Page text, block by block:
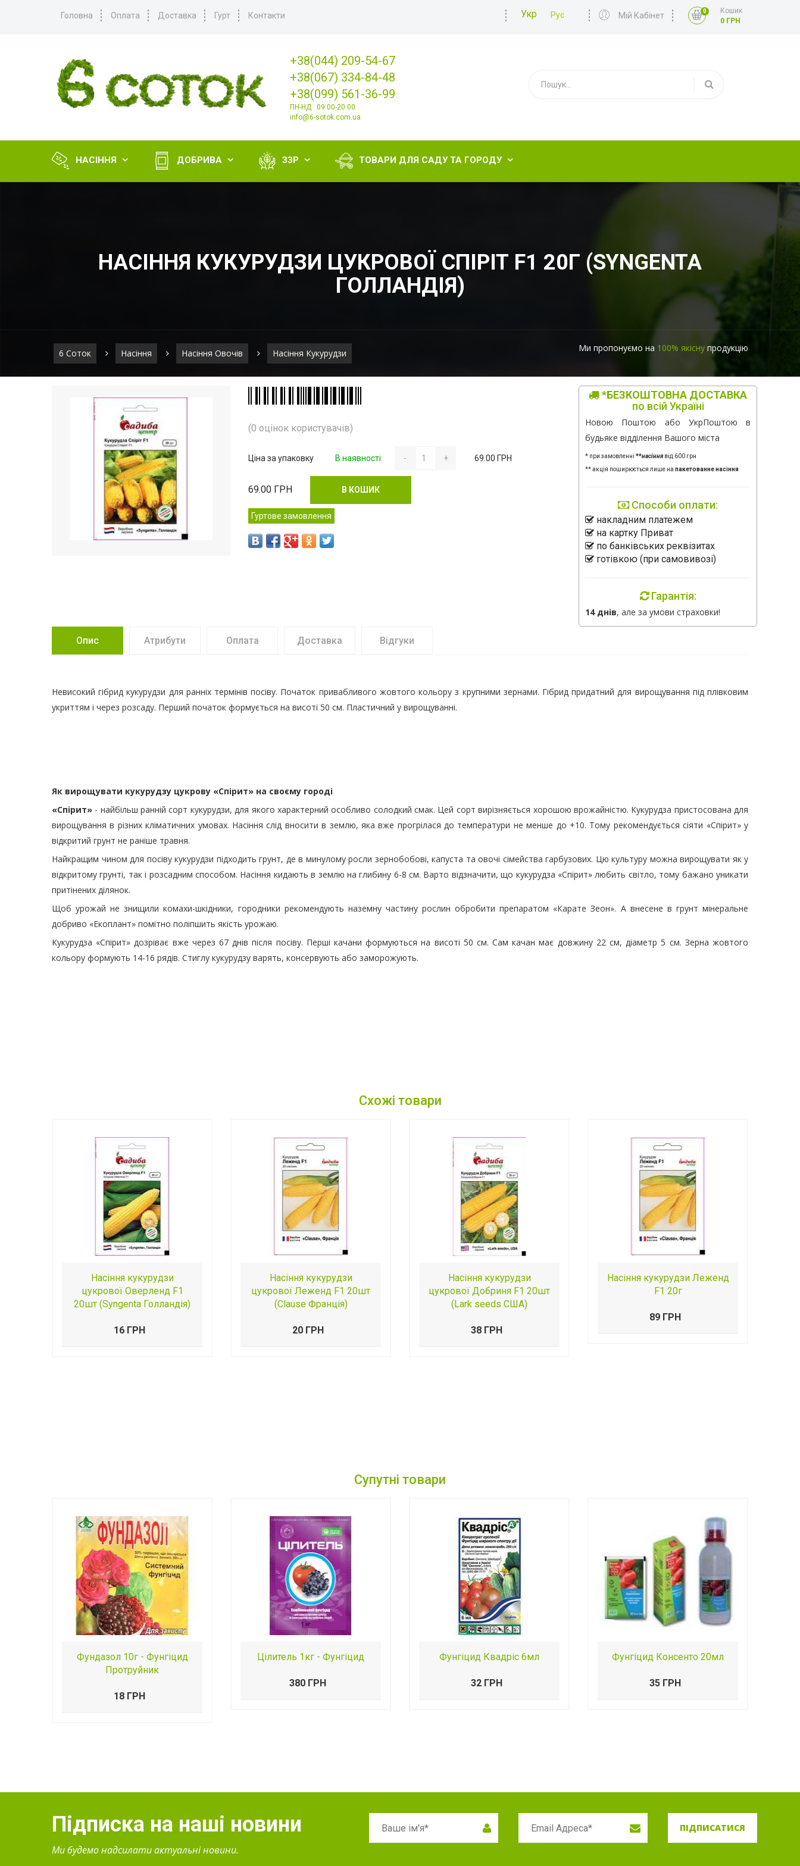
Головна Оплата Доставка Гурт Контакти Укр Рус Мій Кабінет 0
Кошик
0 ГРН
+38(044) 209-54-67
+38(067) 334-84-48
+38(099) 561-36-99
ПН-НД : 09:00-20:00
info@6-sotok.com.ua
НАСІННЯ  ДОБРИВА  ЗЗР  ТОВАРИ ДЛЯ САДУ ТА ГОРОДУ 
НАСІННЯ КУКУРУДЗИ ЦУКРОВОЇ СПІРІТ F1 20Г (SYNGENTA
ГОЛЛАНДІЯ)
6 Соток Насіння Насіння Овочів Насіння Кукурудзи Ми пропонуємо на 100% якісну продукцію
(0 оцінок користувачів)
Ціна за упаковку В наявності - + 69.00 ГРН
69.00 ГРН В КОШИК
Гуртове замовлення
*БЕЗКОШТОВНА ДОСТАВКА
по всій Україні
Новою Поштою або УкрПоштою в
будьяке відділення Вашого міста
* при замовленні **насіннявід 600 грн
** акція поширюється лише на пакетованне насіння
Способи оплати:
накладним платежем
на картку Приват
по банківських реквізитах
готівкою (при самовивозі)
Гарантія:
14 днів, але за умови страховки!
Опис Атрибути Оплата Доставка Відгуки
Невисокий гібрид кукурудзи для ранніх термінів посіву. Початок привабливого жовтого кольору з крупними зернами. Гібрид придатний для вирощування під плівковим
укриттям і через розсаду. Перший початок формується на висоті 50 см. Пластичний у вирощуванні.
Як вирощувати кукурудзу цукрову «Спірит» на своєму городі
«Спірит» - найбільш ранній сорт кукурудзи, для якого характерний особливо солодкий смак. Цей сорт вирізняється хорошою врожайністю. Кукурудза пристосована для
вирощування в різних кліматичних умовах. Насіння слід вносити в землю, яка вже прогрілася до температури не менше до +10. Тому рекомендується сіяти «Спірит» у
відкритий грунт не раніше травня.
Найкращим чином для посіву кукурудзи підходить грунт, де в минулому росли зернобобові, капуста та овочі сімейства гарбузових. Цю культуру можна вирощувати як у
відкритому грунті, так і розсадним способом. Насіння кидають в землю на глибину 6-8 см. Варто відзначити, що кукурудза «Спірит» любить світло, тому бажано уникати
притінених ділянок.
Щоб урожай не знищили комахи-шкідники, городники рекомендують наземну частину рослин обробити препаратом «Карате Зеон». А внесене в грунт мінеральне
добриво «Екоплант» помітно поліпшить якість урожаю.
Кукурудза «Спірит» дозріває вже через 67 днів після посіву. Перші качани формуються на висоті 50 см. Сам качан має довжину 22 см, діаметр 5 см. Зерна жовтого
кольору формують 14-16 рядів. Стиглу кукурудзу варять, консервують або заморожують.
Схожі товари
Насіння кукурудзи
цукрової Оверленд F1
20шт (Syngenta Голландія)
16 ГРН
Насіння кукурудзи
цукрової Леженд F1 20шт
(Clause Франція)
20 ГРН
Насіння кукурудзи
цукрової Добриня F1 20шт
(Lark seeds США)
38 ГРН
Насіння кукурудзи Леженд
F1 20г
89 ГРН
Супутні товари
Фундазол 10г - Фунгіцид
Протруйник
18 ГРН
Цілитель 1кг - Фунгіцид
380 ГРН
Фунгіцид Квадріс 6мл
32 ГРН
Фунгіцид Консенто 20мл
35 ГРН
Підписка на наші новини
Ми будемо надсилати актуальні новини.
ПІДПИСАТИСЯ